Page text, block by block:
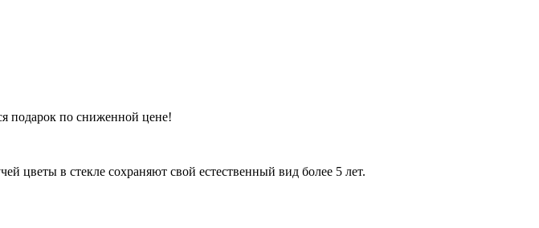
подарок по сниженной цене!
цветы в стекле сохраняют свой естественный вид более 5 лет.